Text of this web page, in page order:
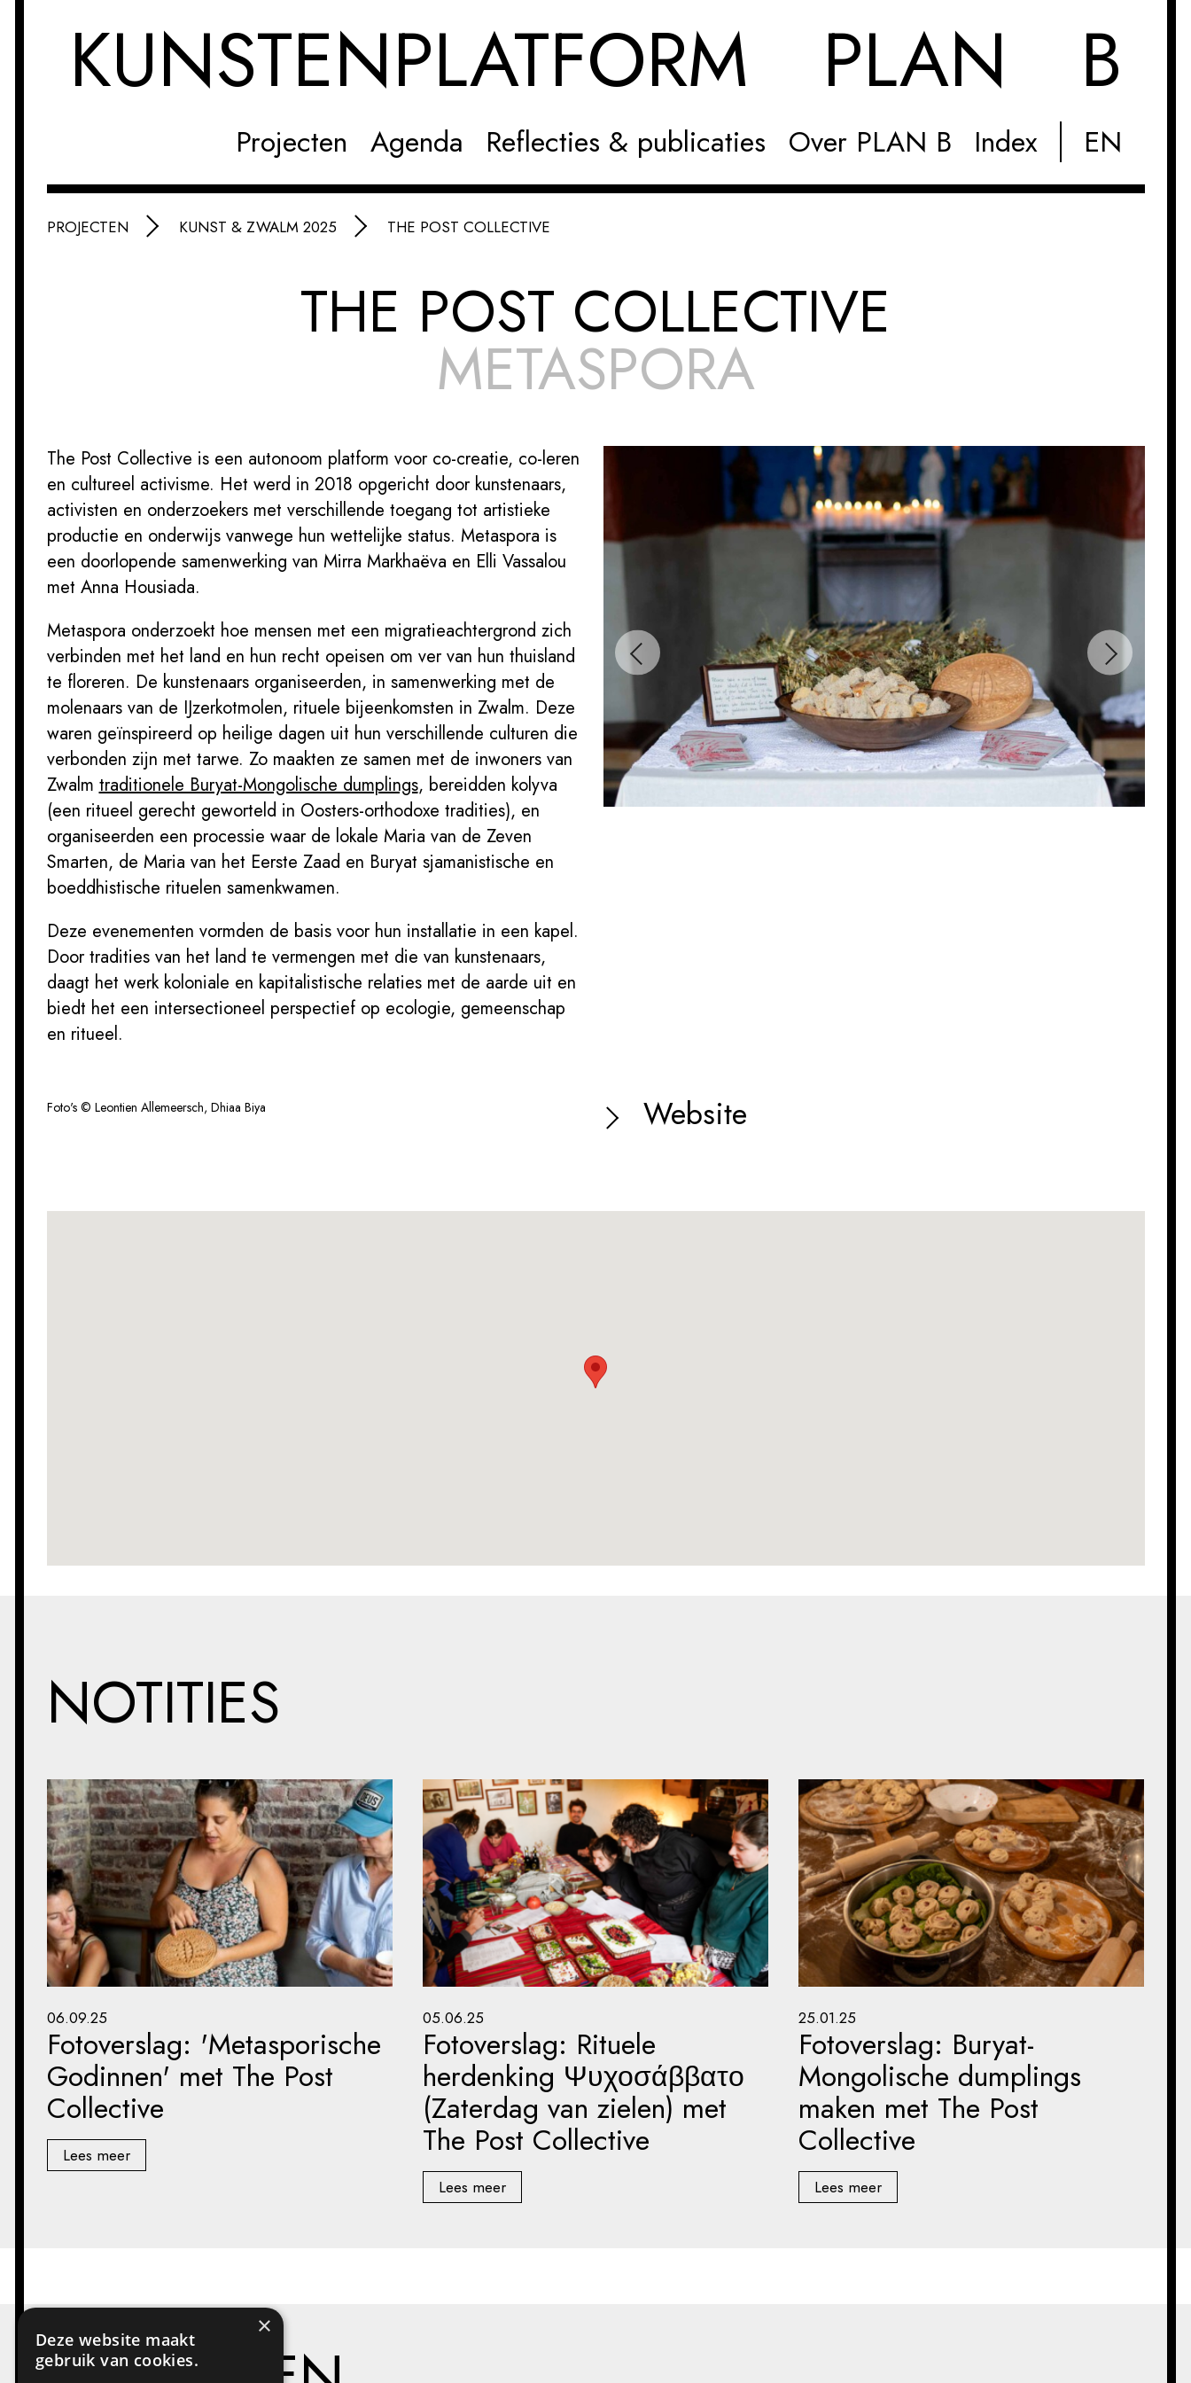
KUNSTENPLATFORM PLAN B
Projecten Agenda Reflecties & publicaties Over PLAN B Index EN
PROJECTEN KUNST & ZWALM 2025 THE POST COLLECTIVE
THE POST COLLECTIVE
METASPORA
The Post Collective is een autonoom platform voor co-creatie, co-leren
en cultureel activisme. Het werd in 2018 opgericht door kunstenaars,
activisten en onderzoekers met verschillende toegang tot artistieke
productie en onderwijs vanwege hun wettelijke status. Metaspora is
een doorlopende samenwerking van Mirra Markhaëva en Elli Vassalou
met Anna Housiada.
Metaspora onderzoekt hoe mensen met een migratieachtergrond zich
verbinden met het land en hun recht opeisen om ver van hun thuisland
te floreren. De kunstenaars organiseerden, in samenwerking met de
molenaars van de IJzerkotmolen, rituele bijeenkomsten in Zwalm. Deze
waren geïnspireerd op heilige dagen uit hun verschillende culturen die
verbonden zijn met tarwe. Zo maakten ze samen met de inwoners van
Zwalm traditionele Buryat-Mongolische dumplings, bereidden kolyva
(een ritueel gerecht geworteld in Oosters-orthodoxe tradities), en
organiseerden een processie waar de lokale Maria van de Zeven
Smarten, de Maria van het Eerste Zaad en Buryat sjamanistische en
boeddhistische rituelen samenkwamen.
Deze evenementen vormden de basis voor hun installatie in een kapel.
Door tradities van het land te vermengen met die van kunstenaars,
daagt het werk koloniale en kapitalistische relaties met de aarde uit en
biedt het een intersectioneel perspectief op ecologie, gemeenschap
en ritueel.
Foto's © Leontien Allemeersch, Dhiaa Biya Website
NOTITIES
06.09.25
Fotoverslag: 'Metasporische
Godinnen' met The Post
Collective
Lees meer
05.06.25
Fotoverslag: Rituele
herdenking Ψυχοσάββατο
(Zaterdag van zielen) met
The Post Collective
Lees meer
25.01.25
Fotoverslag: Buryat-
Mongolische dumplings
maken met The Post
Collective
Lees meer
×
Deze website maakt
gebruik van cookies.